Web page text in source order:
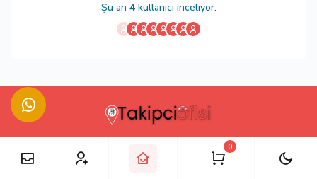
0
Şu an 4kullanıcı inceliyor.